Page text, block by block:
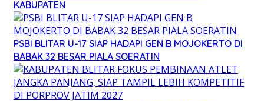
KABUPATEN
PSBI BLITAR U-17 SIAP HADAPI GEN B MOJOKERTO DI
BABAK 32 BESAR PIALA SOERATIN